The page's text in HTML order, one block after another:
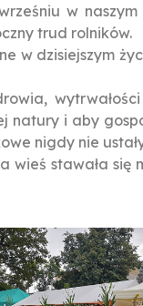
w
trud rolników.
w dzisiejszym
i aby
nigdy nie
stawała